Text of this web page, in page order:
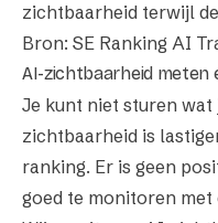
zichtbaarheid terwijl
Bron: SE Ranking AI
AI-zichtbaarheid meten
Je kunt niet sturen
zichtbaarheid is
ranking. Er is geen
goed te monitoren